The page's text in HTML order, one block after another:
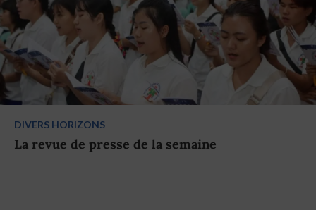
DIVERS HORIZONS
La revue de presse de la semaine